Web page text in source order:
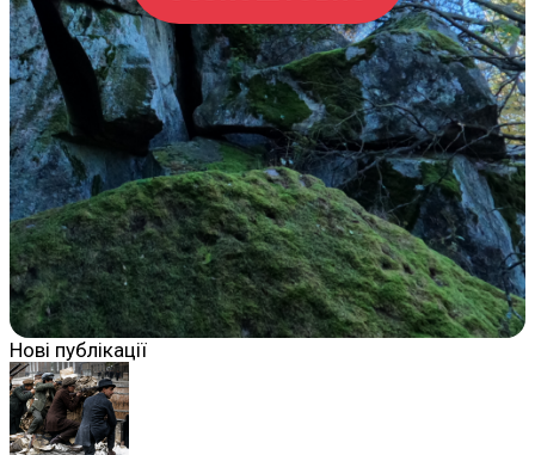
Нові публікації